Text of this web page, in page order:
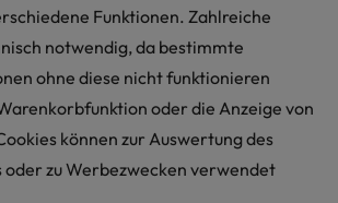
Funktionen. Zahlreiche
notwendig, da bestimmte
ohne diese nicht funktionieren
oder die Anzeige von
können zur Auswertung des
zu Werbezwecken verwendet